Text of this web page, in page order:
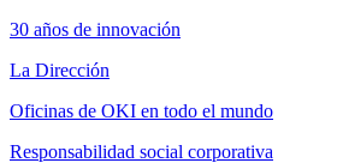
30 años de innovación
La Dirección
Oficinas de OKI en todo el mundo
Responsabilidad social corporativa